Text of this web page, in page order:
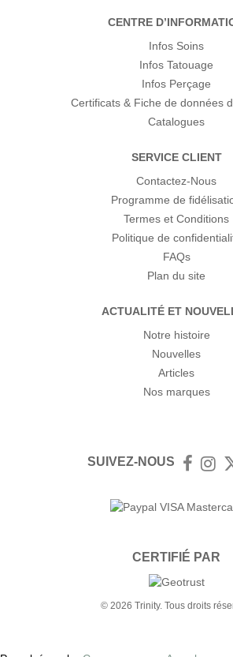
CENTRE
Infos Soins
Infos Tatouage
Infos Perçage
Certificats & Fiche de données
Catalogues
SERVICE CLIENT
Contactez-Nous
Programme de
Termes et Conditions
Politique de
FAQs
Plan du site
ACTUALITÉ ET
Notre histoire
Nouvelles
Articles
Nos marques
SUIVEZ-NOUS
CERTIFIÉ PAR
© 2026 Trinity. Tous droits